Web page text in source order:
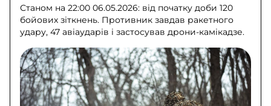
Станом на 22:00 06.05.2026: від початку доби 120
бойових зіткнень. Противник завдав ракетного
удару, 47 авіаударів і застосував дрони-камікадзе.